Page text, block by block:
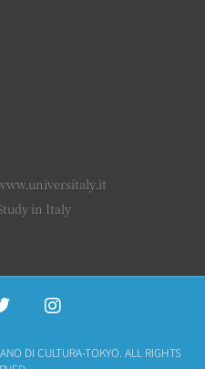
in Italy
DI CULTURA-TOKYO. ALL RIGHTS